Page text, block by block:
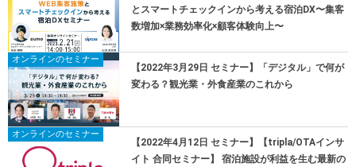
とスマートチェックインから考える宿泊DX〜集客
数増加×業務効率化×顧客体験向上〜
オンラインのセミナー
【2022年3月29日 セミナー】「デジタル」で何が
変わる？観光業・外食産業のこれから
オンラインのセミナー
【2022年4月12日 セミナー】【tripla/OTAインサ
イト 合同セミナー】 宿泊施設が利益を生む最新の